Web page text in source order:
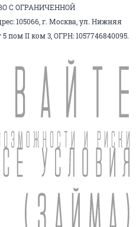
С ОГРАНИЧЕННОЙ
105066, г. Москва, ул. Нижняя
5 пом II ком 3, ОГРН: 1057746840095.